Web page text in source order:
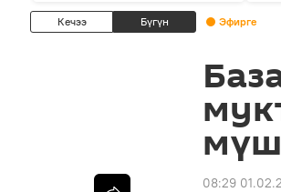
Кечээ Бүгүн Эфирге
08:29